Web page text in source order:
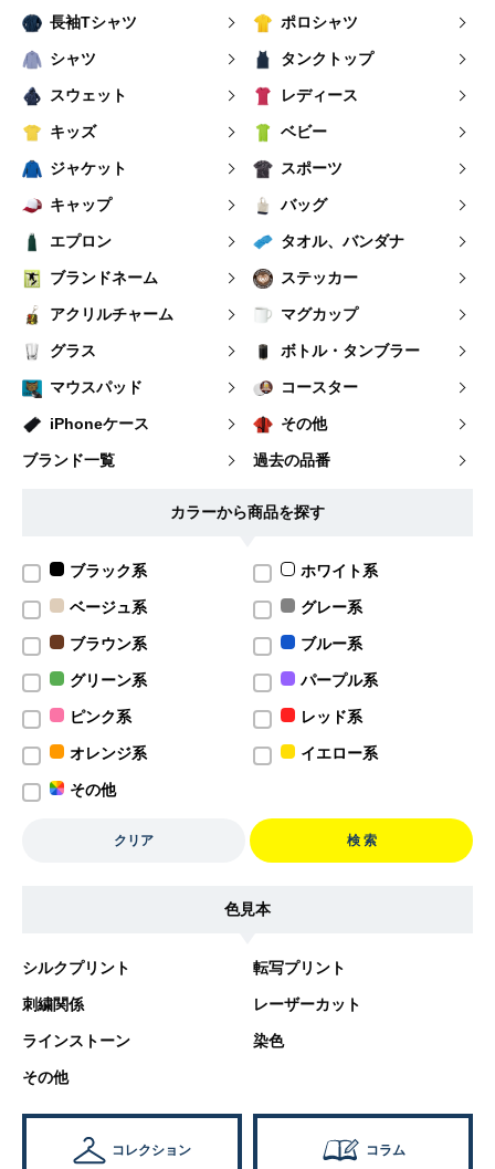
長袖Tシャツ ポロシャツ
シャツ タンクトップ
スウェット レディース
キッズ ベビー
ジャケット スポーツ
キャップ バッグ
エプロン タオル、バンダナ
ブランドネーム ステッカー
アクリルチャーム マグカップ
グラス ボトル・タンブラー
マウスパッド コースター
iPhoneケース その他
ブランド一覧 過去の品番
カラーから商品を探す
ブラック系 ホワイト系
ベージュ系 グレー系
ブラウン系 ブルー系
グリーン系 パープル系
ピンク系 レッド系
オレンジ系 イエロー系
その他
クリア 検 索
色見本
シルクプリント 転写プリント
刺繍関係 レーザーカット
ラインストーン 染色
その他
コレクション コラム